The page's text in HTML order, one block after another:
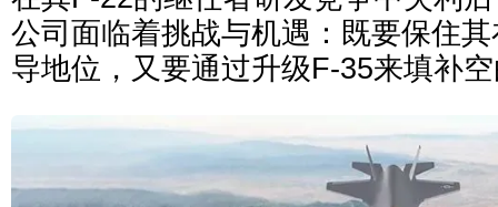
公司面临着挑战与机遇：既要保住
导地位，又要通过升级F-35来填补